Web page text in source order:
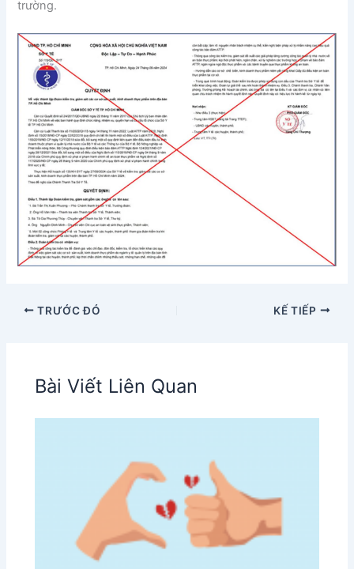
trường.
TRƯỚC ĐÓ KẾ TIẾP
Bài Viết Liên Quan